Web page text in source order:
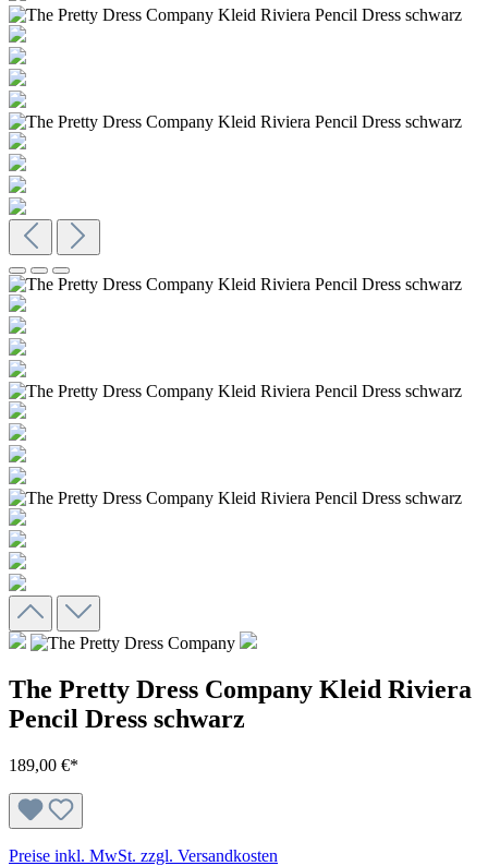
The Pretty Dress Company Kleid Riviera
Pencil Dress schwarz
189,00 €*
Preise inkl. MwSt. zzgl. Versandkosten